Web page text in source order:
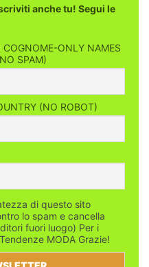
anche tu! Segui le
ONLY NAMES
SPAM)
(NO ROBOT)
di questo sito
lo spam e cancella
fuori luogo) Per i
MODA Grazie!